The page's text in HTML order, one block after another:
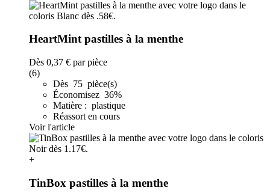
HeartMint pastilles à la menthe
Dès 0,37 € par pièce
(6)
Dès 75 pièce(s)
Économisez 36%
Matière : plastique
Réassort en cours
Voir l'article
+
TinBox pastilles à la menthe